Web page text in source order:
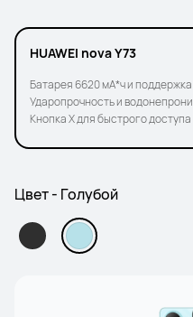
HUAWEI nova Y73
Батарея 6620 мА*ч и
Ударопрочность и
Кнопка X для быстрого
Цвет - Голубой